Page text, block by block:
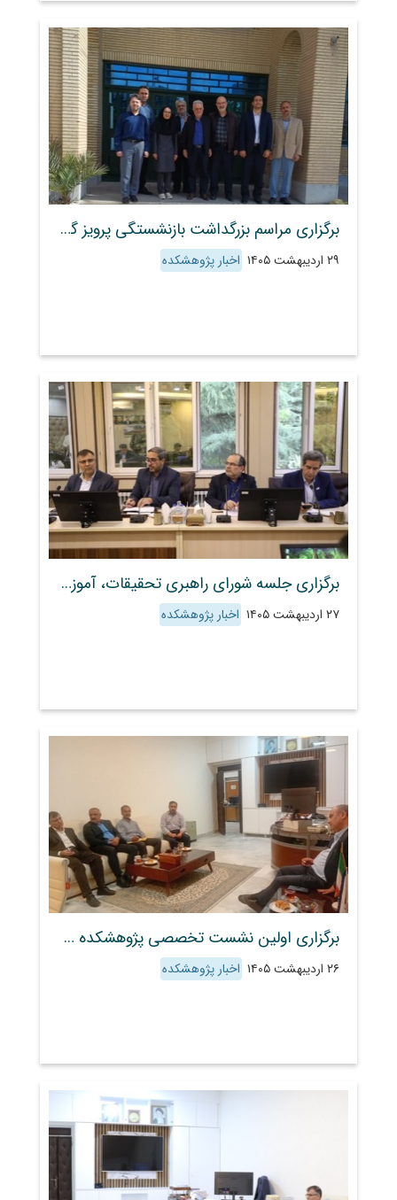
برگزاری مراسم بزرگداشت بازنشستگی پرویز گرشاسبی، معاون برنامه‌ریزی و پشتیبانی پژوهشکده حفاظت خاک و آبخیزداری
۲۹ اردیبهشت ۱۴۰۵ اخبار پژوهشکده
برگزاری جلسه شورای راهبری تحقیقات، آموزش و ترویج منابع طبیعی با تأکید بر حل مسئله، هوشمندسازی و بهره‌گیری از ظرفیت زنان روستایی
۲۷ اردیبهشت ۱۴۰۵ اخبار پژوهشکده
برگزاری اولین نشست تخصصی پژوهشکده حفاظت خاک و آبخیزداری با رئیس مرکز تحقیقات استان کرمان
۲۶ اردیبهشت ۱۴۰۵ اخبار پژوهشکده